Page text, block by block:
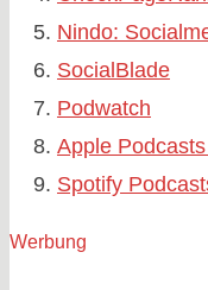
Nindo:
SocialBlade
Podwatch
Apple
Spotify
Werbung